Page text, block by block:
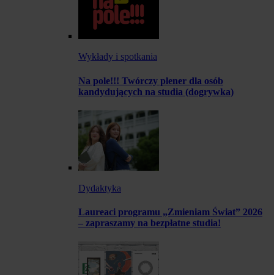
Wykłady i spotkania
Na pole!!! Twórczy plener dla osób
kandydujących na studia (dogrywka)
Dydaktyka
Laureaci programu „Zmieniam Świat” 2026
– zapraszamy na bezpłatne studia!